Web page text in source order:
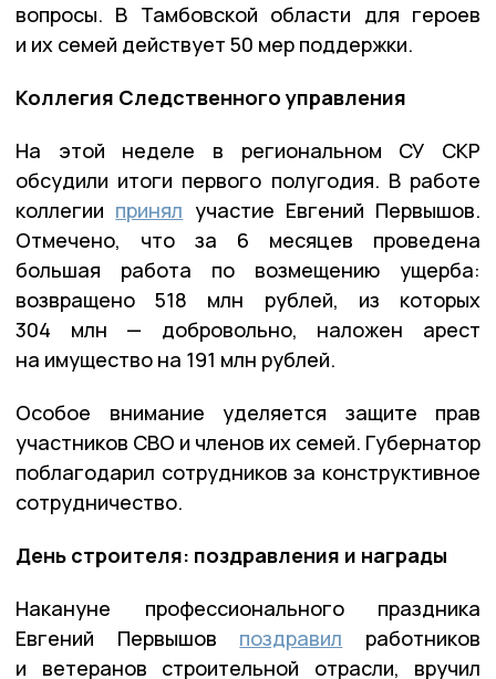
вопросы. В Тамбовской области для героев
и их семей действует 50 мер поддержки.
Коллегия Следственного управления
На этой неделе в региональном СУ СКР
обсудили итоги первого полугодия. В работе
коллегии принял участие Евгений Первышов.
Отмечено, что за 6 месяцев проведена
большая работа по возмещению ущерба:
возвращено 518 млн рублей, из которых
304 млн — добровольно, наложен арест
на имущество на 191 млн рублей.
Особое внимание уделяется защите прав
участников СВО и членов их семей. Губернатор
поблагодарил сотрудников за конструктивное
сотрудничество.
День строителя: поздравления и награды
Накануне профессионального праздника
Евгений Первышов поздравил работников
и ветеранов строительной отрасли, вручил